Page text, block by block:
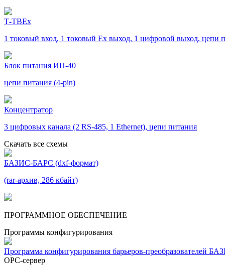
Т-ТВЕх
1 токовый вход, 1 токовый Ex выход, 1 цифровой выход, цепи
Блок питания ИП-40
цепи питания (4-pin)
Концентратор
3 цифровых канала (2 RS-485, 1 Ethernet), цепи питания
Скачать все схемы
БАЗИС-БАРС (dxf-формат)
(rar-архив, 286 кбайт)
ПРОГРАММНОЕ ОБЕСПЕЧЕНИЕ
Программы конфигурирования
Программа кон­фигу­риро­ва­ния барьеров-преобра­зо­ва­те­лей
OPC-сервер